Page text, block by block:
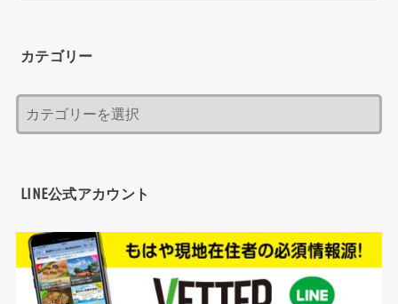
カテゴリー
LINE公式アカウント